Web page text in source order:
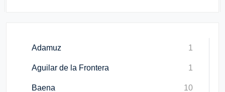
Adamuz 1
Aguilar de la Frontera 1
Baena 10